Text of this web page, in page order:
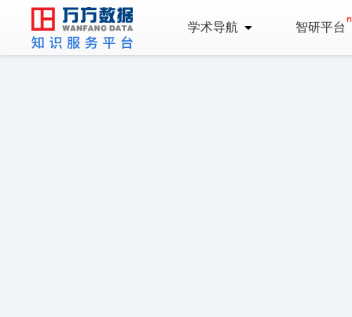
学术导航 智研平台